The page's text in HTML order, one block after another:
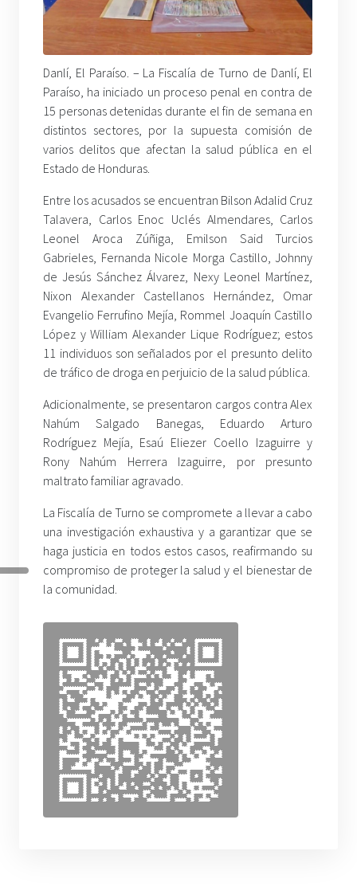
Danlí, El Paraíso. – La Fiscalía de Turno de Danlí, El
Paraíso, ha iniciado un proceso penal en contra de
15 personas detenidas durante el fin de semana en
distintos sectores, por la supuesta comisión de
varios delitos que afectan la salud pública en el
Estado de Honduras.
Entre los acusados se encuentran Bilson Adalid Cruz
Talavera, Carlos Enoc Uclés Almendares, Carlos
Leonel Aroca Zúñiga, Emilson Said Turcios
Gabrieles, Fernanda Nicole Morga Castillo, Johnny
de Jesús Sánchez Álvarez, Nexy Leonel Martínez,
Nixon Alexander Castellanos Hernández, Omar
Evangelio Ferrufino Mejía, Rommel Joaquín Castillo
López y William Alexander Lique Rodríguez; estos
11 individuos son señalados por el presunto delito
de tráfico de droga en perjuicio de la salud pública.
Adicionalmente, se presentaron cargos contra Alex
Nahúm Salgado Banegas, Eduardo Arturo
Rodríguez Mejía, Esaú Eliezer Coello Izaguirre y
Rony Nahúm Herrera Izaguirre, por presunto
maltrato familiar agravado.
La Fiscalía de Turno se compromete a llevar a cabo
una investigación exhaustiva y a garantizar que se
haga justicia en todos estos casos, reafirmando su
compromiso de proteger la salud y el bienestar de
la comunidad.